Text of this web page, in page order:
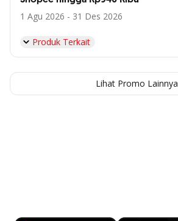
1 Agu 2026 - 31 Des 2026
Produk Terkait
Lihat Promo Lainnya